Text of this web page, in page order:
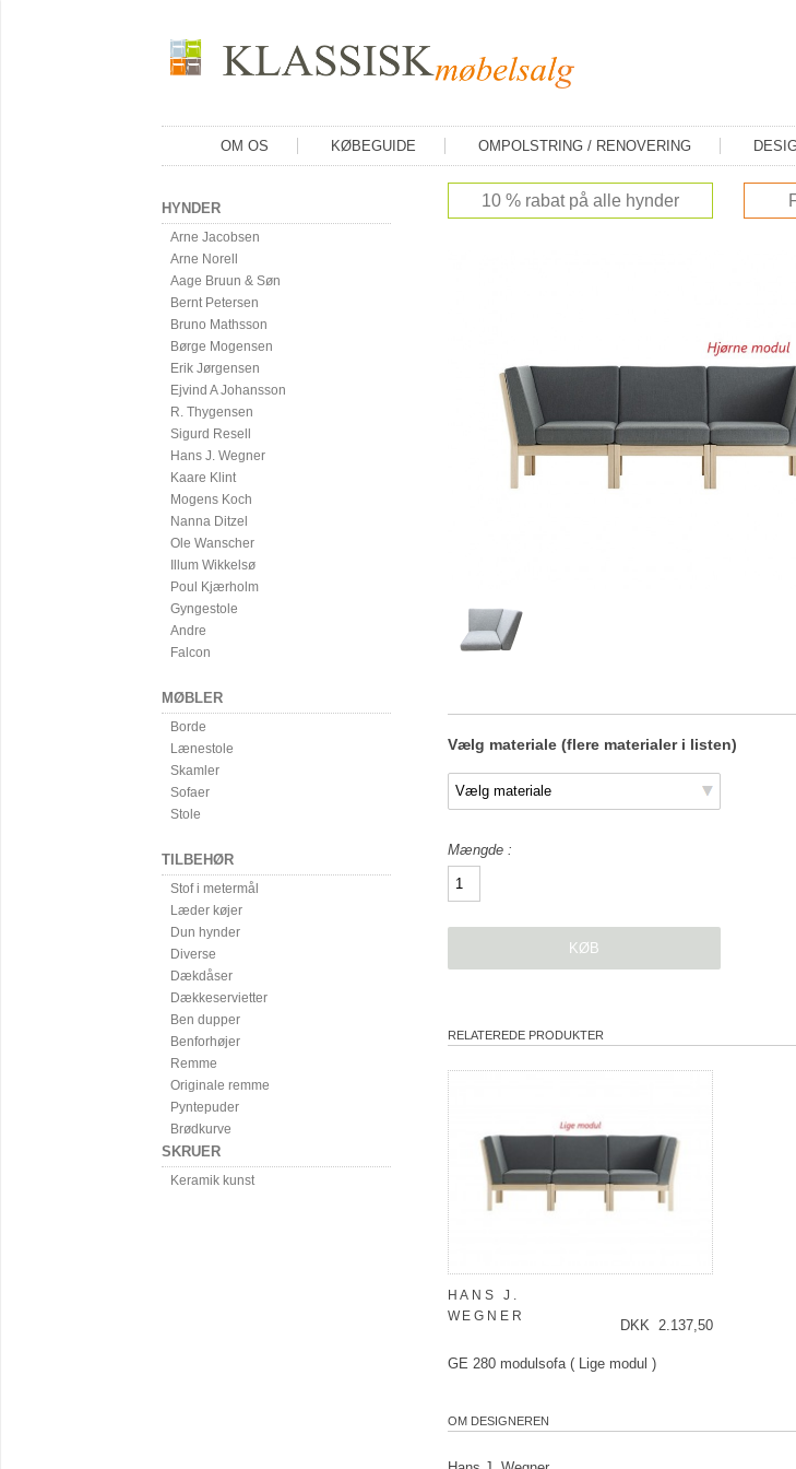
OM OS KØBEGUIDE OMPOLSTRING / RENOVERING
10 % rabat på alle hynder
Vælg materiale (flere materialer i listen)
Mængde
RELATEREDE PRODUKTER
HANS J.
WEGNER
DKK 2.137,50
GE 280 modulsofa ( Lige modul )
OM DESIGNEREN
HYNDER
Arne Jacobsen
Arne Norell
Aage Bruun & Søn
Bernt Petersen
Bruno Mathsson
Børge Mogensen
Erik Jørgensen
Ejvind A Johansson
R. Thygensen
Sigurd Resell
Hans J. Wegner
Kaare Klint
Mogens Koch
Nanna Ditzel
Ole Wanscher
Illum Wikkelsø
Poul Kjærholm
Gyngestole
Andre
Falcon
MØBLER
Borde
Lænestole
Skamler
Sofaer
Stole
TILBEHØR
Stof i metermål
Læder køjer
Dun hynder
Diverse
Dækdåser
Dækkeservietter
Ben dupper
Benforhøjer
Remme
Originale remme
Pyntepuder
Brødkurve
SKRUER
Keramik kunst